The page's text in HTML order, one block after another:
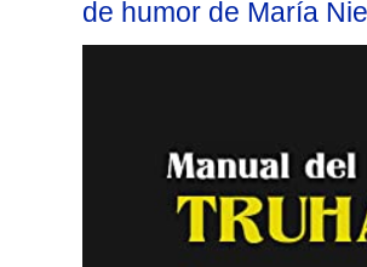
de humor de María